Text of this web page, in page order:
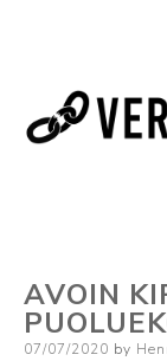
Kahle
AVOIN
Posted
07/07/2020 by